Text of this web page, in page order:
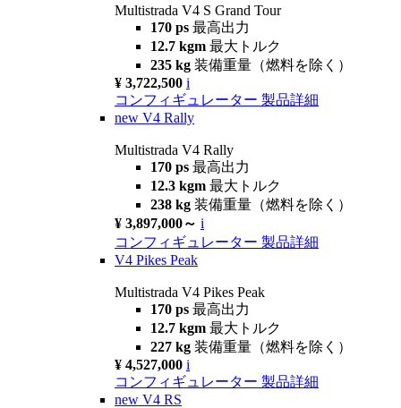
Multistrada V4 S Grand Tour
170 ps 最高出力
12.7 kgm 最大トルク
235 kg 装備重量（燃料を除く）
¥ 3,722,500 i
コンフィギュレーター 製品詳細
new V4 Rally
Multistrada V4 Rally
170 ps 最高出力
12.3 kgm 最大トルク
238 kg 装備重量（燃料を除く）
¥ 3,897,000～ i
コンフィギュレーター 製品詳細
V4 Pikes Peak
Multistrada V4 Pikes Peak
170 ps 最高出力
12.7 kgm 最大トルク
227 kg 装備重量（燃料を除く）
¥ 4,527,000 i
コンフィギュレーター 製品詳細
new V4 RS